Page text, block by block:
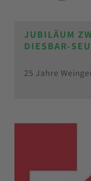
JUBILÄUM
DIESBAR-
25 Jahre